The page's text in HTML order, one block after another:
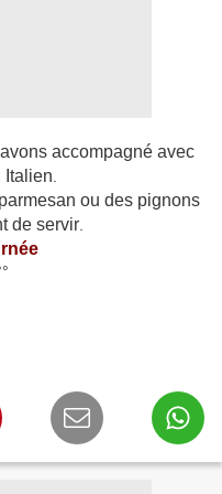
accompagné avec
Italien
ou des pignons
de servir.